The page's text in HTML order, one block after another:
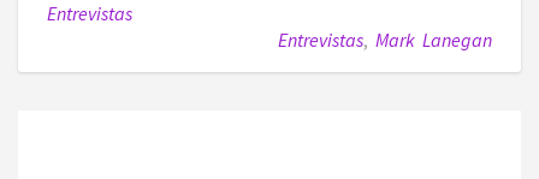
Entrevistas
Entrevistas, Mark Lanegan